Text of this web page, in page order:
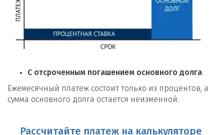
С отсроченным погашением основного долга
Ежемесячный платеж состоит только из процентов, а
сумма основного долга остается неизменной.
Рассчитайте платеж на калькуляторе